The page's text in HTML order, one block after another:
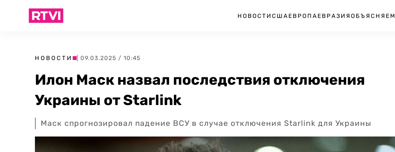
НОВОСТИ США ЕВРОПА ЕВРАЗИЯ ОБЪЯСНЯЕМ
НОВОСТИ | 09.03.2025 / 10:45
Илон Маск назвал последствия отключения
Украины от Starlink
Маск спрогнозировал падение ВСУ в случае отключения Starlink для Украины